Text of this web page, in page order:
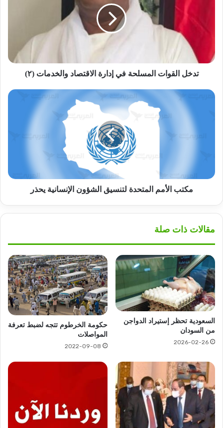
الاقتصاد
والخدمات
(٢)
تدخل القوات المسلحة في إدارة الاقتصاد والخدمات (٢)
مكتب
مكتب الأمم المتحدة لتنسيق الشؤون الإنسانية يحذر
مقالات ذات صلة
السعودية تحظر إستيراد الدواجن
من السودان
2026-02-26
حكومة الخرطوم تتجه لضبط تعرفة
المواصلات
2022-09-08